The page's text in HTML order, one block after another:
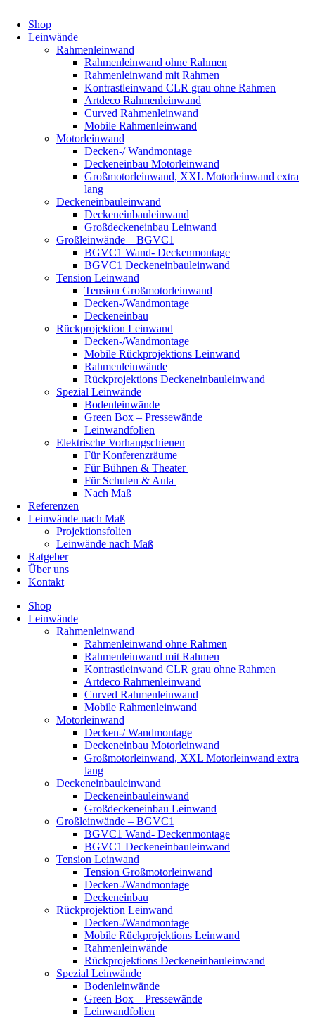
Shop
Leinwände
Rahmenleinwand
Rahmenleinwand ohne Rahmen
Rahmenleinwand mit Rahmen
Kontrastleinwand CLR grau ohne Rahmen
Artdeco Rahmenleinwand
Curved Rahmenleinwand
Mobile Rahmenleinwand
Motorleinwand
Decken-/ Wandmontage
Deckeneinbau Motorleinwand
Großmotorleinwand, XXL Motorleinwand extra
lang
Deckeneinbauleinwand
Deckeneinbauleinwand
Großdeckeneinbau Leinwand
Großleinwände – BGVC1
BGVC1 Wand- Deckenmontage
BGVC1 Deckeneinbauleinwand
Tension Leinwand
Tension Großmotorleinwand
Decken-/Wandmontage
Deckeneinbau
Rückprojektion Leinwand
Decken-/Wandmontage
Mobile Rückprojektions Leinwand
Rahmenleinwände
Rückprojektions Deckeneinbauleinwand
Spezial Leinwände
Bodenleinwände
Green Box – Pressewände
Leinwandfolien
Elektrische Vorhangschienen
Für Konferenzräume
Für Bühnen & Theater
Für Schulen & Aula
Nach Maß
Referenzen
Leinwände nach Maß
Projektionsfolien
Leinwände nach Maß
Ratgeber
Über uns
Kontakt
Shop
Leinwände
Rahmenleinwand
Rahmenleinwand ohne Rahmen
Rahmenleinwand mit Rahmen
Kontrastleinwand CLR grau ohne Rahmen
Artdeco Rahmenleinwand
Curved Rahmenleinwand
Mobile Rahmenleinwand
Motorleinwand
Decken-/ Wandmontage
Deckeneinbau Motorleinwand
Großmotorleinwand, XXL Motorleinwand extra
lang
Deckeneinbauleinwand
Deckeneinbauleinwand
Großdeckeneinbau Leinwand
Großleinwände – BGVC1
BGVC1 Wand- Deckenmontage
BGVC1 Deckeneinbauleinwand
Tension Leinwand
Tension Großmotorleinwand
Decken-/Wandmontage
Deckeneinbau
Rückprojektion Leinwand
Decken-/Wandmontage
Mobile Rückprojektions Leinwand
Rahmenleinwände
Rückprojektions Deckeneinbauleinwand
Spezial Leinwände
Bodenleinwände
Green Box – Pressewände
Leinwandfolien